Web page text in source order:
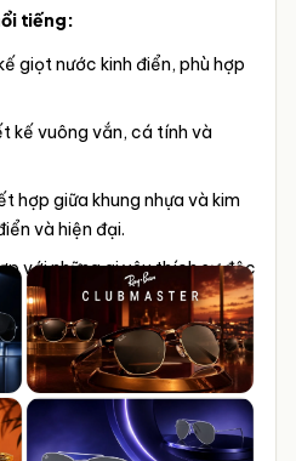
tiếng:
giọt nước kinh điển, phù hợp
kế vuông vắn, cá tính và
hợp giữa khung nhựa và kim
và hiện đại.
với những ai yêu thích sự độc